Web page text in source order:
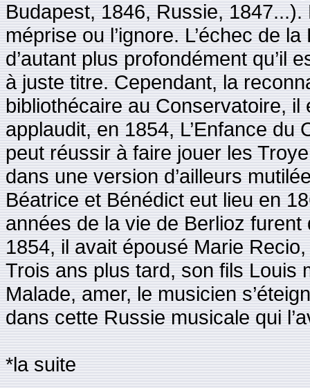
Budapest, 1846, Russie,
méprise ou l’ignore. L’échec de
d’autant plus profondément qu’il
à juste titre. Cependant, la
bibliothécaire au Conservatoire, il
applaudit, en 1854, L’Enfance du
peut réussir à faire jouer les
dans une version d’ailleurs
Béatrice et Bénédict eut lieu en
années de la vie de Berlioz furent
1854, il avait épousé Marie
Trois ans plus tard, son fils Louis
Malade, amer, le musicien
dans cette Russie musicale qui
*la suite